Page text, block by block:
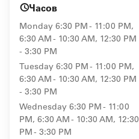
Часов
Monday 6:30 PM - 11:00 PM,
6:30 AM - 10:30 AM, 12:30 PM
- 3:30 PM
Tuesday 6:30 PM - 11:00 PM,
6:30 AM - 10:30 AM, 12:30 PM
- 3:30 PM
Wednesday 6:30 PM - 11:00
PM, 6:30 AM - 10:30 AM, 12:30
PM - 3:30 PM